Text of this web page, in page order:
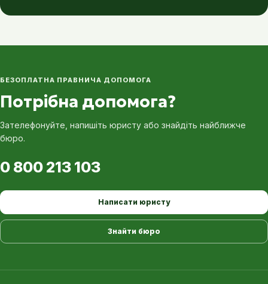
БЕЗОПЛАТНА ПРАВНИЧА ДОПОМОГА
Потрібна допомога?
Зателефонуйте, напишіть юристу або знайдіть найближче
бюро.
0 800 213 103
Написати юристу
Знайти бюро